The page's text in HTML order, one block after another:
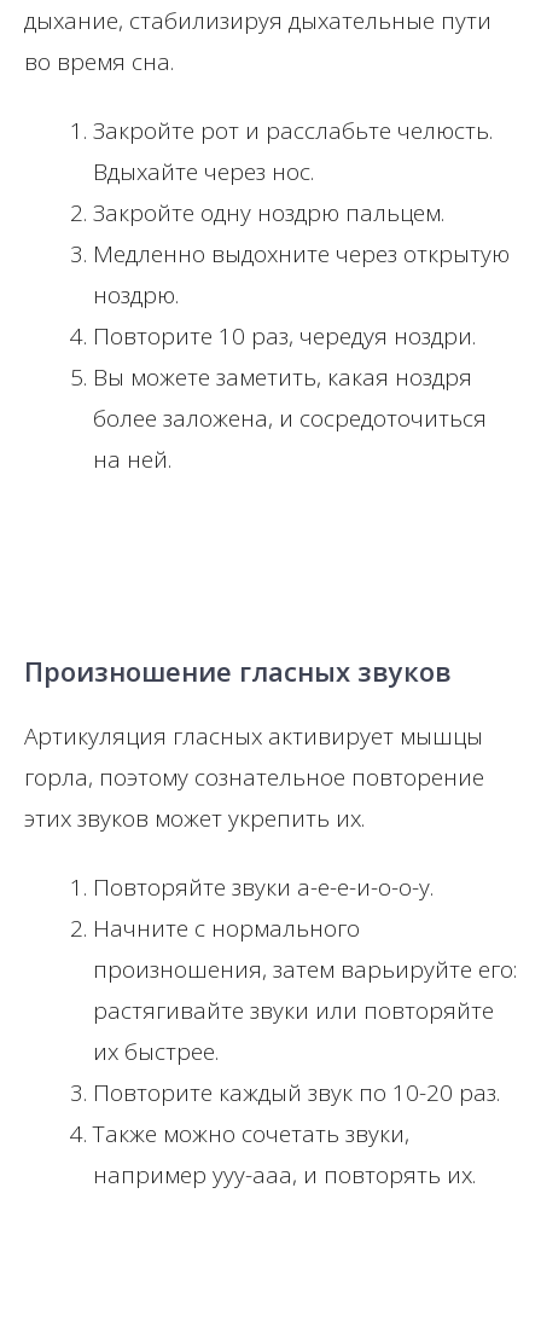
дыхание, стабилизируя дыхательные пути
во время сна.
Закройте рот и расслабьте челюсть.
Вдыхайте через нос.
Закройте одну ноздрю пальцем.
Медленно выдохните через открытую
ноздрю.
Повторите 10 раз, чередуя ноздри.
Вы можете заметить, какая ноздря
более заложена, и сосредоточиться
на ней.
Произношение гласных звуков
Артикуляция гласных активирует мышцы
горла, поэтому сознательное повторение
этих звуков может укрепить их.
Повторяйте звуки а-е-е-и-о-о-у.
Начните с нормального
произношения, затем варьируйте его:
растягивайте звуки или повторяйте
их быстрее.
Повторите каждый звук по 10-20 раз.
Также можно сочетать звуки,
например ууу-ааа, и повторять их.